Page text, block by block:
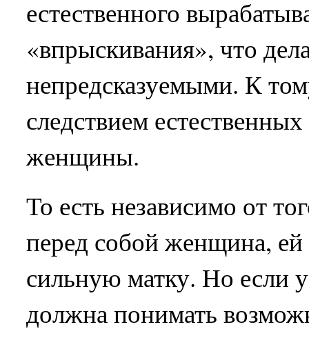
естественного
«впрыскивания», что
непредсказуемыми. К
следствием
женщины.
То есть независимо от
перед собой женщина,
сильную матку. Но если
должна понимать